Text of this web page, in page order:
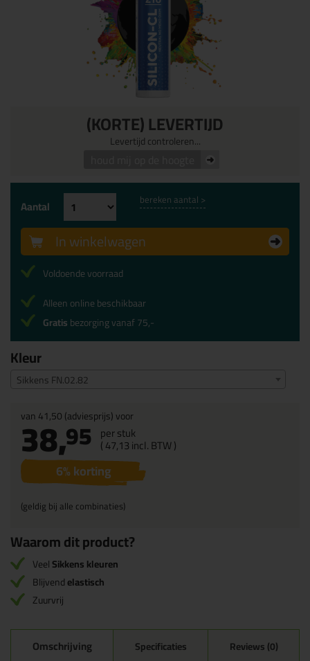
(KORTE) LEVERTIJD
Levertijd controleren...
Kleur
Sikkens FN.02.82
van41,50(adviesprijs) voor
38,95 per stuk
(47,13incl. BTW )
6% korting
(geldig bij alle combinaties)
Aantal bereken aantal >
In winkelwagen
Voldoende voorraad
Alleen online beschikbaar
Gratisbezorging vanaf 75,-
Waarom dit product?
VeelSikkens kleuren
Blijvendelastisch
Zuurvrij
Omschrijving Specificaties Reviews (0)